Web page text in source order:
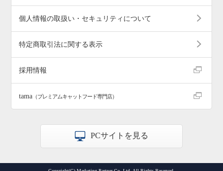
個人情報の取扱い・セキュリティについて
特定商取引法に関する表示
採用情報
tama （プレミアムキャットフード専門店）
PCサイトを見る